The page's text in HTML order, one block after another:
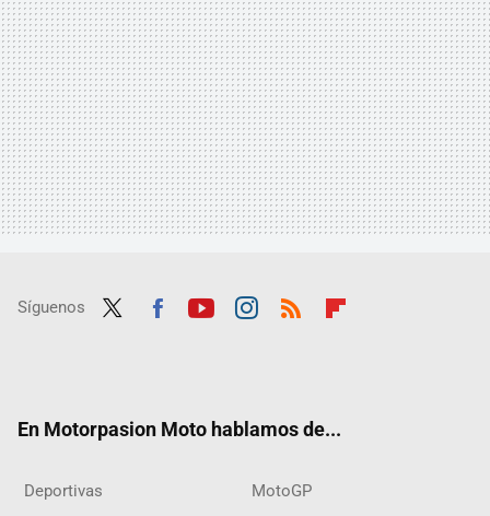
Síguenos
En Motorpasion Moto hablamos de...
Deportivas MotoGP